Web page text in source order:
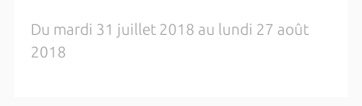
Du mardi 31 juillet 2018 au lundi 27 août
2018